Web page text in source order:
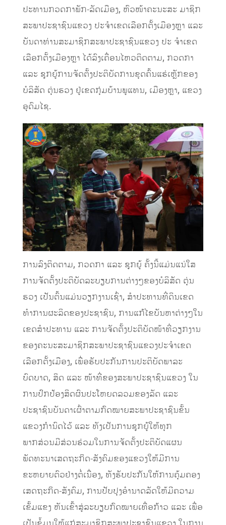
ປະທານກວດກາພັກ-ລັດເມືອງ, ຫົວໜ້າຄະນະສະ ມາຊິກ
ສະພາປະຊາຊົນແຂວງ ປະຈຳເຂດເລືອກຕັ້ງເມືອງຫຼາ ແລະ
ບັນດາທ່ານສະມາຊິກສະພາປະຊາຊົນແຂວງ ປະ ຈຳເຂດ
ເລືອກຕັ້ງເມືອງຫຼາ ໄດ້ລົງເຄື່ອນໄຫວຕິດຕາມ, ກວດກາ
ແລະ ຊຸກຍູ້ການຈັດຕັ້ງປະຕິບັດການຂຸດຄົ້ນແຮ່ເຫຼັກຂອງ
ບໍລິສັດ ຕຸ່ນຮວງ ຢູ່ເຂດກຸ່ມບ້ານພູແທນ, ເມືອງຫຼາ, ແຂວງ
ອຸດົມໄຊ.
ການລົງຕິດຕາມ, ກວດກາ ແລະ ຊຸກຍູ້ ຄັ້ງນີ້ແມ່ນແນ່ໃສ
ການຈັດຕັ້ງປະຕິບັດລະບຽບການຕ່າງໆຂອງບໍລິສັດ ຕຸ່ນ
ຮວງ ເປັນຕົ້ນແມ່ນວຽກງານເຊົ່າ, ສໍາປະທານທີ່ດິນເຂດ
ທຳການຜະລິດຂອງປະຊາຊົນ, ການແກ້ໄຂບັນຫາຕ່າງໆໃນ
ເຂດສຳປະທານ ແລະ ການຈັດຕັ້ງປະຕິບັດໜ້າທີ່ວຽກງານ
ຂອງຄະນະສະມາຊິກສະພາປະຊາຊົນແຂວງປະຈຳເຂດ
ເລືອກຕັ້ງເມືອງ, ເພື່ອຮັບປະກັນການປະຕິບັດພາລະ
ບົດບາດ, ສິດ ແລະ ໜ້າທີ່ຂອງສະພາປະຊາຊົນແຂວງ ໃນ
ການປົກປ້ອງສິດຜົນປະໂຫຍດລວມຂອງລັດ ແລະ
ປະຊາຊົນບັນດາເຜົ່າຕາມກົດໝາຍສະພາປະຊາຊົນຂັ້ນ
ແຂວງກໍານົດໄວ້ ແລະ ທັງເປັນການຊຸກຍູ້ໃຫ້ທຸກ
ພາກສ່ວນມີສ່ວນຮ່ວມໃນການຈັດຕັ້ງປະຕິບັດແຜນ
ພັດທະນາເສດຖະກິດ-ສັງຄົມຂອງແຂວງໃຫ້ມີການ
ຂະຫຍາຍຕົວຢ່າງຕໍ່ເນື່ອງ, ທັງຮັບປະກັນໃຫ້ການຄຸ້ມຄອງ
ເສດຖະກິດ-ສັງຄົມ, ການປັບປຸງອໍານາດລັດໃຫ້ມີຄວາມ
ເຂັ້ມແຂງ ຫັນເຂົ້າສູ່ລະບຽບກົດໝາຍເທື່ອກ້າວ ແລະ ເພື່ອ